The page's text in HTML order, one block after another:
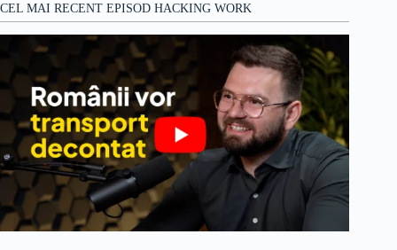
CEL MAI RECENT EPISOD HACKING WORK